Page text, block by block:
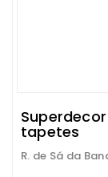
tapetes
R. de Sá da